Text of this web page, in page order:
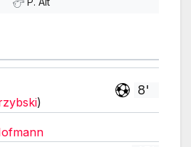
8'
)